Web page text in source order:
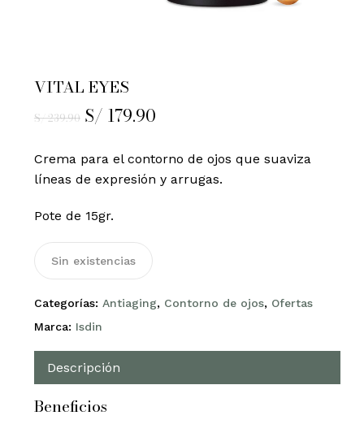
VITAL EYES
S/239.90 El
original
era:
S/ 179.90El
actual
es:
Crema para el contorno de ojos que suaviza
líneas de expresión y arrugas.
Pote de 15gr.
Sin existencias
Categorías: Antiaging, Contorno de ojos, Ofertas
Marca: Isdin
Descripción
Beneficios